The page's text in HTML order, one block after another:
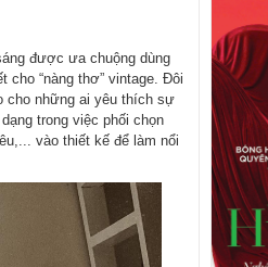
được ưa chuộng dùng
cho “nàng thơ” vintage. Đôi
cho những ai yêu thích sự
trong việc phối chọn
vào thiết kế để làm nổi